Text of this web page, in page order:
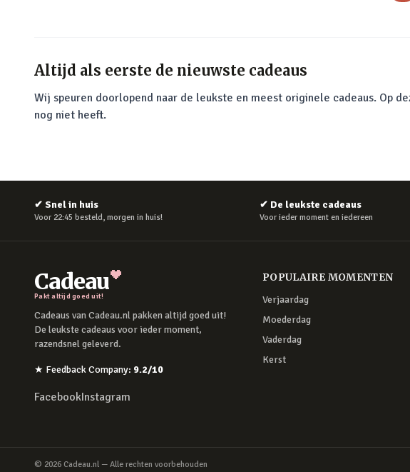
Altijd als eerste de nieuwste cadeaus
Wij speuren doorlopend naar de leukste en meest originele cadeaus. Op
nog niet heeft.
✔ Snel in huis
Voor 22:45 besteld, morgen in huis!
✔ De leukste cadeaus
Voor ieder moment en iedereen
Cadeau
Pakt altijd goed uit!
Cadeaus van Cadeau.nl pakken altijd goed uit!
De leukste cadeaus voor ieder moment,
razendsnel geleverd.
★ Feedback Company: 9.2/10
FacebookInstagram
POPULAIRE MOMENTEN
Verjaardag
Moederdag
Vaderdag
Kerst
© 2026 Cadeau.nl — Alle rechten voorbehouden